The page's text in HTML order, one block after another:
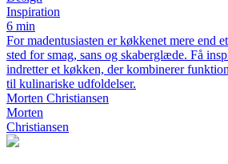
Inspiration
6 min
For madentusiasten er køkkenet mere end
sted for smag, sans og skaberglæde. Få
indretter et køkken, der kombinerer
til kulinariske udfoldelser.
Morten Christiansen
Morten
Christiansen